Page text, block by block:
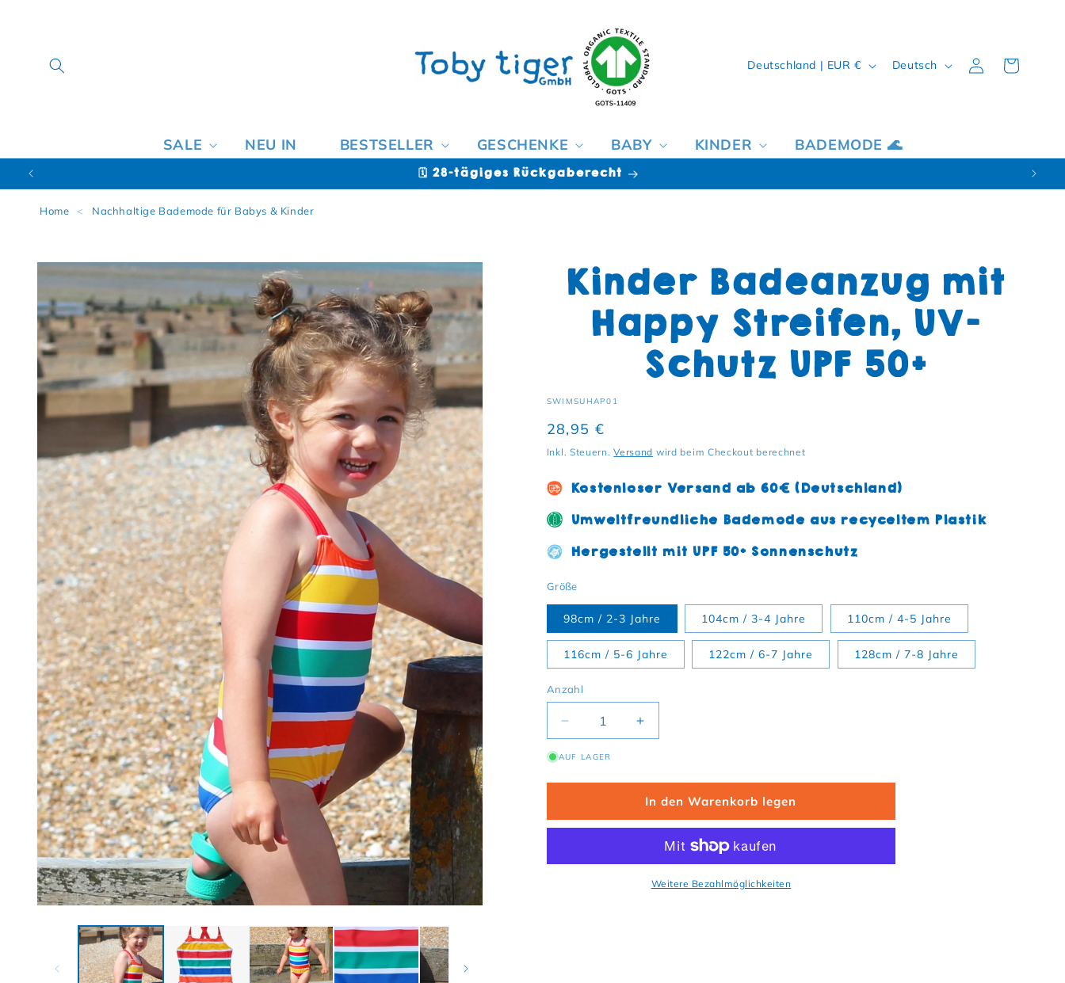
SALE NEU IN BESTSELLER GESCHENKE BABY KINDER BADEMODE 🌊
Land/Region
Deutschland | EUR € Sprache
Deutsch Einloggen
Warenkorb
🩷 Rechnungskauf [Klarna]
Home < Nachhaltige Bademode für Babys & Kinder
Kinder Badeanzug mit
Happy Streifen, UV-
Schutz UPF 50+
SKU:
SWIMSUHAP01
Normaler Preis
28,95 €
Inkl. Steuern.Versand wird beim Checkout berechnet
Kostenloser Versand ab 60€ (Deutschland)
Umweltfreundliche Bademode aus recyceltem Plastik
Hergestellt mit UPF 50+ Sonnenschutz
Größe
98cm / 2-3 Jahre 104cm / 3-4 Jahre 110cm / 4-5 Jahre
116cm / 5-6 Jahre 122cm / 6-7 Jahre 128cm / 7-8 Jahre
Anzahl
Verringere die Menge für Kinder Badeanzug mit Happy Streifen, UV-Schutz
Erhöhe die Menge für Kinder Badeanzug mit Happy Streifen, UV-
AUF LAGER
In den Warenkorb legen
Weitere Bezahlmöglichkeiten